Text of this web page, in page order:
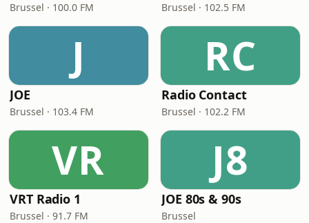
Brussel · 100.0 FM Brussel · 102.5 FM
J
JOE
Brussel · 103.4 FM
RC
Radio Contact
Brussel · 102.2 FM
VR
VRT Radio 1
Brussel · 91.7 FM
J8
JOE 80s & 90s
Brussel